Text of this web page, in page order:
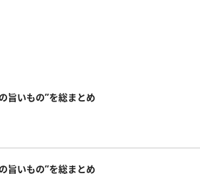
旨いもの”を総まとめ
旨いもの”を総まとめ